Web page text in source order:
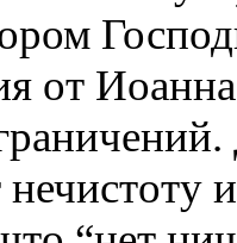
от
нечистоту